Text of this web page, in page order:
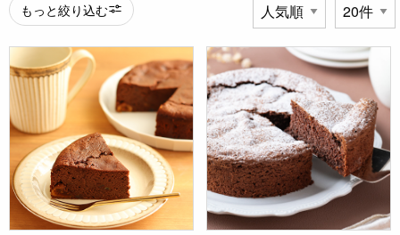
もっと絞り込む